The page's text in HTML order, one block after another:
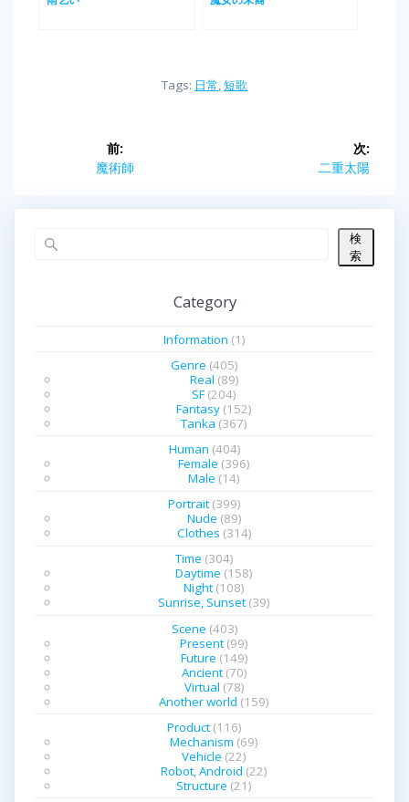
Tags: 日常,短歌
前:
前
魔術師
次:
次
二重太陽
検
索
Category
Information (1)
Genre (405)
Real (89)
SF(204)
Fantasy (152)
Tanka (367)
Human (404)
Female (396)
Male (14)
Portrait (399)
Nude (89)
Clothes (314)
Time (304)
Daytime (158)
Night (108)
Sunrise, Sunset (39)
Scene (403)
Present (99)
Future (149)
Ancient(70)
Virtual (78)
Another world (159)
Product (116)
Mechanism (69)
Vehicle (22)
Robot, Android (22)
Structure (21)